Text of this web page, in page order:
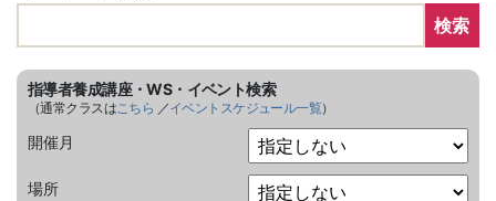
検索
指導者養成講座・WS・イベント検索
（通常クラスはこちら ／イベントスケジュール一覧）
開催月
場所